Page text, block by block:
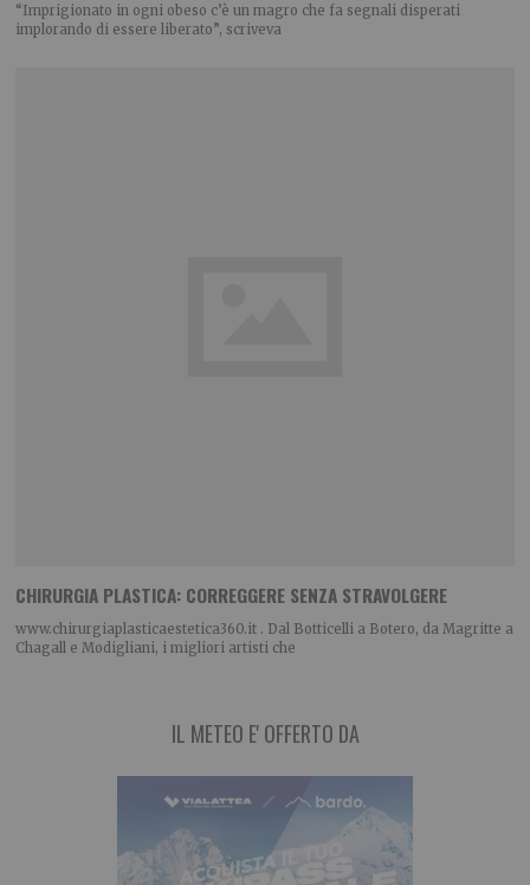
“Imprigionato in ogni obeso c’è un magro che fa segnali disperati
implorando di essere liberato”, scriveva
CHIRURGIA PLASTICA: CORREGGERE SENZA STRAVOLGERE
www.chirurgiaplasticaestetica360.it . Dal Botticelli a Botero, da Magritte a
Chagall e Modigliani, i migliori artisti che
IL METEO E' OFFERTO DA